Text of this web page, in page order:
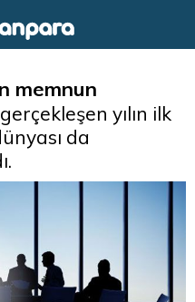
memnun
yılın ilk
da